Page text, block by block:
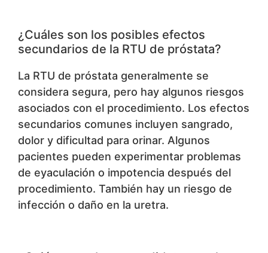
¿Cuáles son los posibles efectos
secundarios de la RTU de próstata?
La RTU de próstata generalmente se
considera segura, pero hay algunos riesgos
asociados con el procedimiento. Los efectos
secundarios comunes incluyen sangrado,
dolor y dificultad para orinar. Algunos
pacientes pueden experimentar problemas
de eyaculación o impotencia después del
procedimiento. También hay un riesgo de
infección o daño en la uretra.